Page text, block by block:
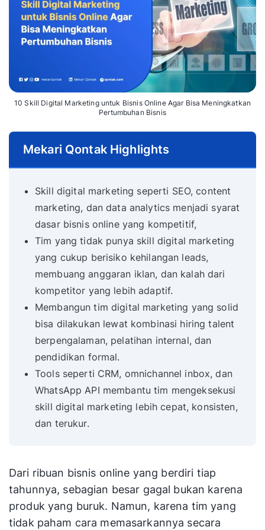
10 Skill Digital Marketing untuk Bisnis Online Agar Bisa Meningkatkan
Pertumbuhan Bisnis
Mekari Qontak Highlights
Skill digital marketing seperti SEO, content
marketing, dan data analytics menjadi syarat
dasar bisnis online yang kompetitif,
Tim yang tidak punya skill digital marketing
yang cukup berisiko kehilangan leads,
membuang anggaran iklan, dan kalah dari
kompetitor yang lebih adaptif.
Membangun tim digital marketing yang solid
bisa dilakukan lewat kombinasi hiring talent
berpengalaman, pelatihan internal, dan
pendidikan formal.
Tools seperti CRM, omnichannel inbox, dan
WhatsApp API membantu tim mengeksekusi
skill digital marketing lebih cepat, konsisten,
dan terukur.
Dari ribuan bisnis online yang berdiri tiap
tahunnya, sebagian besar gagal bukan karena
produk yang buruk. Namun, karena tim yang
tidak paham cara memasarkannya secara